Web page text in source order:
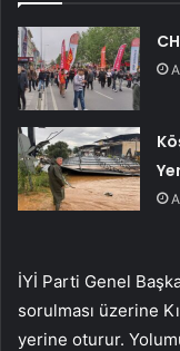
İYİ Parti Genel
sorulması üzerine
yerine oturur.